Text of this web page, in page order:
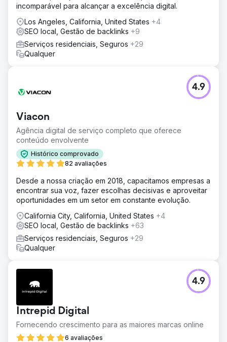
incomparável para alcançar a excelência digital.
Los Angeles, California, United States +4
SEO local, Gestão de backlinks +9
Serviços residenciais, Seguros +29
Qualquer
Viacon
Agência digital de serviço completo que oferece
conteúdo envolvente
Histórico comprovado
82 avaliações
4.9
Desde a nossa criação em 2018, capacitamos empresas a
encontrar sua voz, fazer escolhas decisivas e aproveitar
oportunidades em um setor em constante evolução.
California City, California, United States +4
SEO local, Gestão de backlinks +63
Serviços residenciais, Seguros +29
Qualquer
Intrepid Digital
Fornecendo crescimento para as maiores marcas online
6 avaliações
4.9